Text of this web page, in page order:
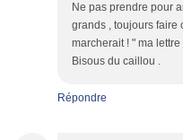
Ne pas prendre pour
grands , toujours faire
marcherait ! " ma
Bisous du caillou .
Répondre